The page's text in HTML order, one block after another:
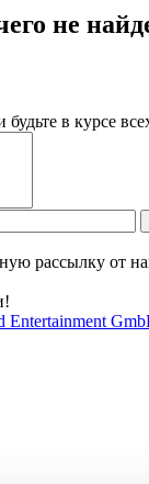
не
в курсе
рассылку от